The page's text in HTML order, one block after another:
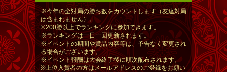
※今年の全対局の勝ち数をカウントします（友達対局
は含まれません）。
※200勝以上でランキングに参加できます。
※ランキングは一日一回更新されます。
※イベントの期間や賞品内容等は、予告なく変更され
る場合がございます。
※イベント報酬は大会終了後に順次配布されます。
※上位入賞者の方はメールアドレスのご登録をお願い